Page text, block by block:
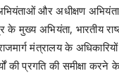
और अधीक्षण
के मुख्य अभियंता, भारतीय
मंत्रालय के
की प्रगति की समीक्षा करने